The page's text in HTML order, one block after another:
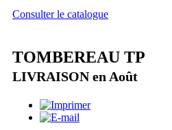
Consulter le catalogue
TOMBEREAU TP
LIVRAISON en Août